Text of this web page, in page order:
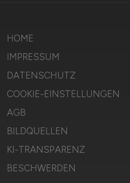
HOME
IMPRESSUM
DATENSCHUTZ
COOKIE-EINSTELLUNGEN
AGB
BILDQUELLEN
KI-TRANSPARENZ
BESCHWERDEN